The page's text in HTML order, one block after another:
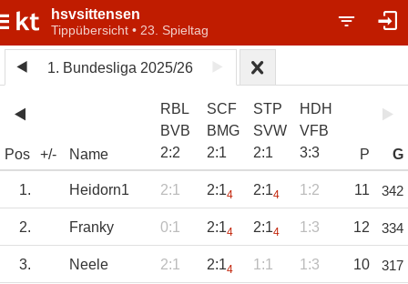
hsvsittensen
Tippübersicht • 23. Spieltag
1. Bundesliga 2025/26
Pos +/- Name
RBL
BVB
2:2
SCF
BMG
2:1
STP
SVW
2:1
HDH
VFB
3:3 P G
1. Heidorn1 2:1 2:14 2:14 1:2 11 342
2. Franky 0:1 2:14 2:14 1:3 12 334
3. Neele 2:1 2:14 1:1 1:3 10 317